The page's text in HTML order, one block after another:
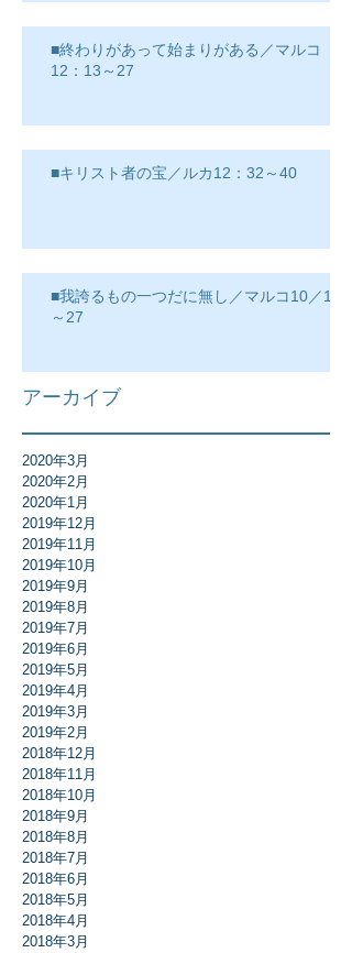
■終わりがあって始まりがある／マルコ
12：13～27
■キリスト者の宝／ルカ12：32～40
■我誇るもの一つだに無し／マルコ10／17
～27
アーカイブ
2020年3月
2020年2月
2020年1月
2019年12月
2019年11月
2019年10月
2019年9月
2019年8月
2019年7月
2019年6月
2019年5月
2019年4月
2019年3月
2019年2月
2018年12月
2018年11月
2018年10月
2018年9月
2018年8月
2018年7月
2018年6月
2018年5月
2018年4月
2018年3月